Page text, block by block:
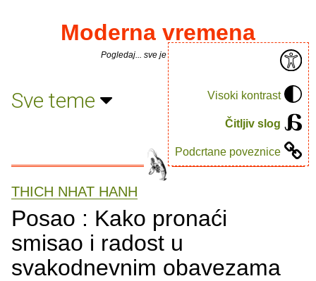
Visoki kontrast
Čitljiv slog
Podcrtane poveznice
Moderna vremena
Pogledaj... sve je puno knjiga.
Sve teme
THICH NHAT HANH
Posao : Kako pronaći
smisao i radost u
svakodnevnim obavezama